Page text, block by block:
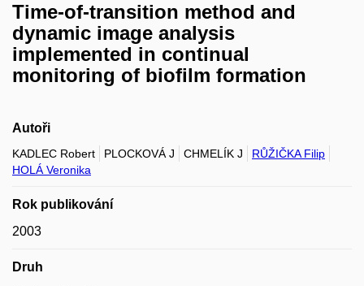
Time-of-transition method and
dynamic image analysis
implemented in continual
monitoring of biofilm formation
Autoři
KADLEC Robert PLOCKOVÁ J CHMELÍK J
RŮŽIČKA Filip
HOLÁ Veronika
Rok publikování
2003
Druh